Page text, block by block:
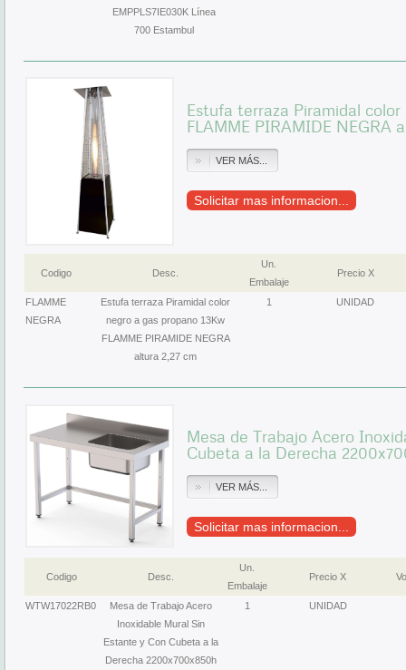
EMPPLS7IE030K Línea
700 Estambul
Estufa terraza Piramidal
FLAMME PIRAMIDE NEGRA
VER MÁS...
Solicitar mas informacion...
Codigo Desc.
Un.
Embalaje
Precio X
FLAMME
NEGRA
Estufa terraza Piramidal color
negro a gas propano 13Kw
FLAMME PIRAMIDE NEGRA
altura 2,27 cm
1 UNIDAD
Mesa de Trabajo Acero
Cubeta a la Derecha
VER MÁS...
Solicitar mas informacion...
Codigo Desc.
Un.
Embalaje
Precio X
WTW17022RB0
Mesa de Trabajo Acero
Inoxidable Mural Sin
Estante y Con Cubeta a la
Derecha 2200x700x850h
1 UNIDAD